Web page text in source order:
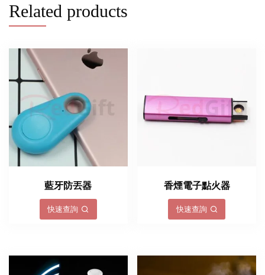
Related products
藍牙防丟器
快速查詢
香煙電子點火器
快速查詢